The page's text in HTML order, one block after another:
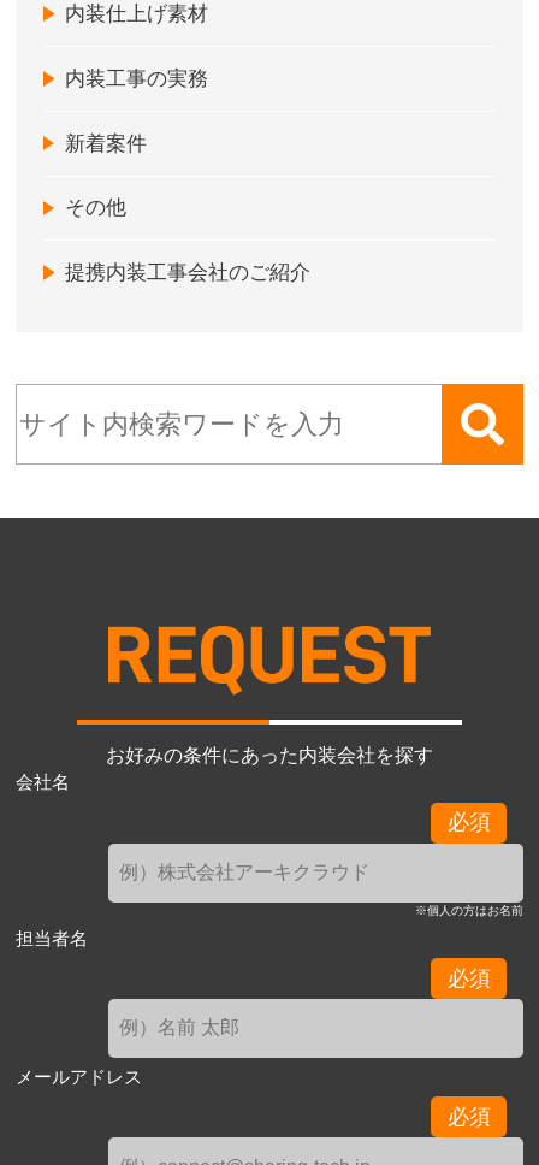
内装仕上げ素材
内装工事の実務
新着案件
その他
提携内装工事会社のご紹介
お好みの条件にあった内装会社を探す
会社名
必須
※個人の方はお名前
担当者名
必須
メールアドレス
必須